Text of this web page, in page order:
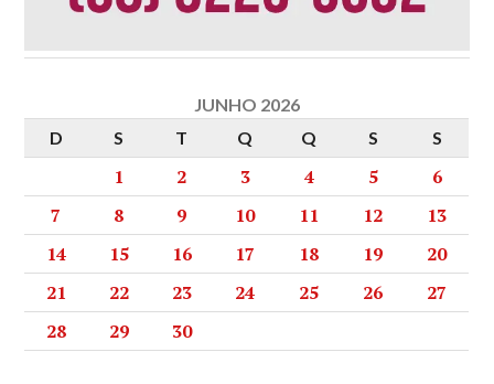
JUNHO 2026
D
S T Q Q S S
1 2 3 4 5
6
7
8 9 10 11 12
13
14
15 16 17 18 19
20
21
22 23 24 25 26
27
28
29 30